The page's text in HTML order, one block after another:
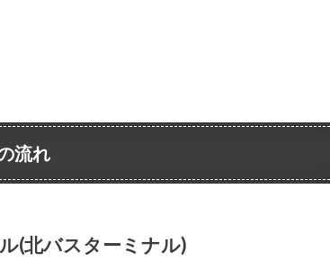
流れ
(北バスターミナル)